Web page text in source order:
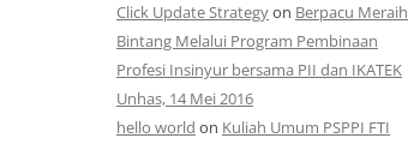
Click Update Strategyon Berpacu Meraih
Bintang Melalui Program Pembinaan
Profesi Insinyur bersama PII dan IKATEK
Unhas, 14 Mei 2016
hello world on Kuliah Umum PSPPI FTI